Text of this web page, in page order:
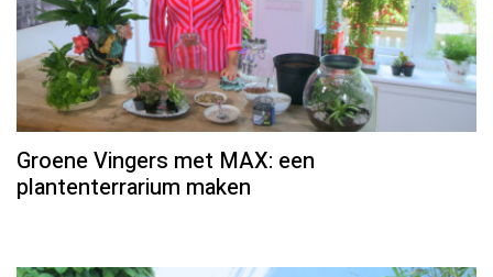
Groene Vingers met MAX: een
plantenterrarium maken